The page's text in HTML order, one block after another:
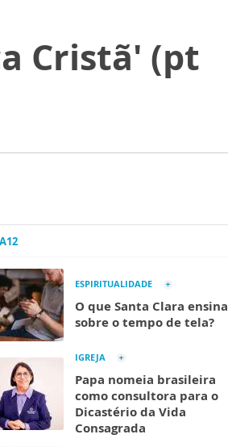
Cristã' (pt
ESPIRITUALIDADE
O que Santa Clara ensina
sobre o tempo de tela?
IGREJA
Papa nomeia brasileira
como consultora para o
Dicastério da Vida
Consagrada